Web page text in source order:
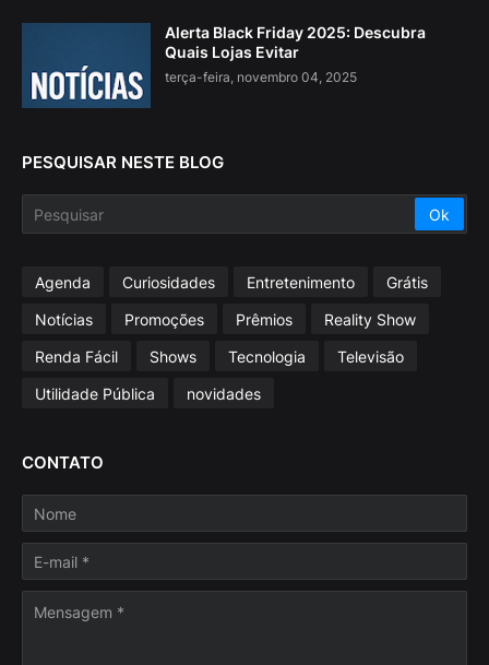
Alerta Black Friday 2025: Descubra
Quais Lojas Evitar
terça-feira, novembro 04, 2025
PESQUISAR NESTE BLOG
Agenda Curiosidades Entretenimento
Grátis
Notícias
Promoções Prêmios
Reality Show
Renda Fácil
Shows Tecnologia
Televisão
Utilidade Pública
novidades
CONTATO